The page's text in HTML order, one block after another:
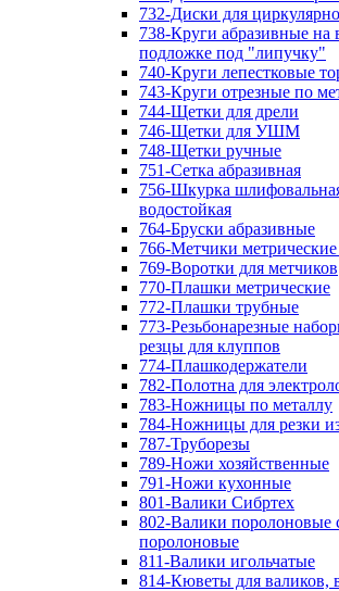
732-Диски для
738-Круги абразивные на
подложке под "липучку"
740-Круги лепестковые
743-Круги отрезные по
744-Щетки для дрели
746-Щетки для УШМ
748-Щетки ручные
751-Сетка абразивная
756-Шкурка
водостойкая
764-Бруски абразивные
766-Метчики
769-Воротки для метчиков
770-Плашки метрические
772-Плашки трубные
773-Резьбонарезные
резцы для клуппов
774-Плашкодержатели
782-Полотна для
783-Ножницы по металлу
784-Ножницы для резки
787-Труборезы
789-Ножи хозяйственные
791-Ножи кухонные
801-Валики Сибртех
802-Валики поролоновые
поролоновые
811-Валики игольчатые
814-Кюветы для валиков,